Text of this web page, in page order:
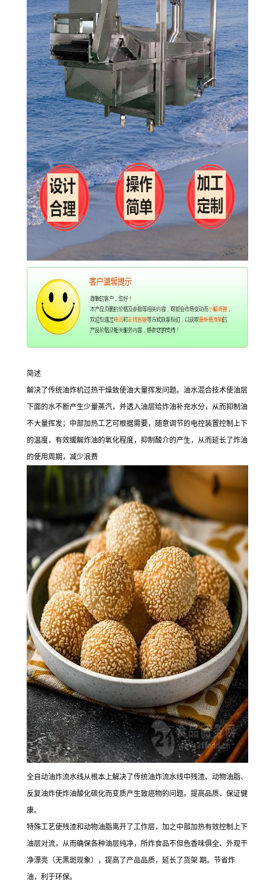
简述
解决了传统油炸机过热干燥致使油大量挥发问题。油水混合技术使油层
下面的水不断产生少量蒸汽，并透入油层给炸油补充水分，从而抑制油
不大量挥发；中部加热工艺可根据需要，随意调节的电控装置控制上下
的温度，有效缓解炸油的氧化程度，抑制酸介的产生，从而延长了炸油
的使用周期，减少浪费
全自动油炸流水线从根本上解决了传统油炸流水线中残渣、动物油脂、
反复油炸使炸油酸化碳化而变质产生致癌物的问题。提高品质、保证健
康。
特殊工艺使残渣和动物油脂离开了工作层，加之中部加热有效控制上下
油层对流，从而确保各种油层纯净，所炸食品不但色香味俱全、外观干
净漂亮（无黑斑现象），提高了产品品质，延长了货架 期。节省炸
油，利于环保。